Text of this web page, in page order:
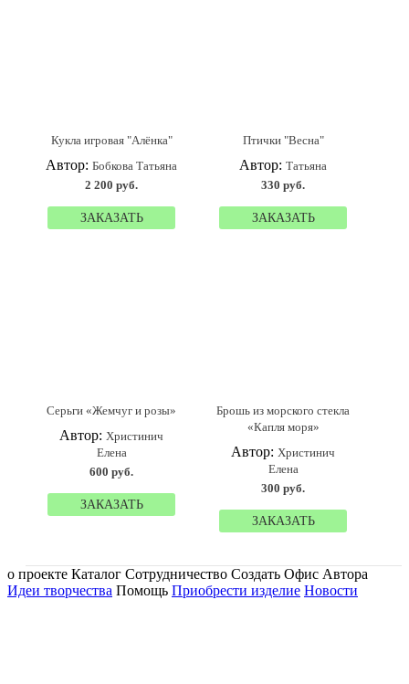
Кукла игровая "Алёнка"
Автор:Бобкова Татьяна
2 200 руб.
ЗАКАЗАТЬ
Птички "Весна"
Автор:Татьяна
330 руб.
ЗАКАЗАТЬ
Серьги «Жемчуг и розы»
Автор: Христинич
Елена
600 руб.
ЗАКАЗАТЬ
Брошь из морского стекла
«Капля моря»
Автор: Христинич
Елена
300 руб.
ЗАКАЗАТЬ
о проекте Каталог Сотрудничество Создать Офис Автора
Идеи творчества Помощь Приобрести изделие Новости